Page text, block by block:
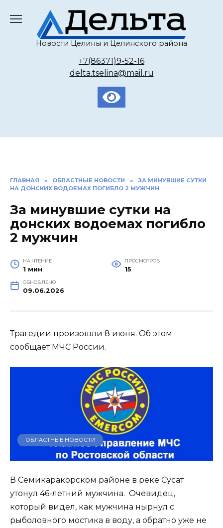
содержанию
Новости Целины и Целинского района
+7(86371)9-52-16
delta.tselina@mail.ru
ГЛАВНАЯ » ОБЛАСТНЫЕ НОВОСТИ »
ЗА МИНУВШИЕ СУТКИ
НА ДОНСКИХ ВОДОЕМАХ ПОГИБЛО 2 МУЖЧИН
За минувшие сутки на
донских водоемах погибло
2 мужчин
НА ЧТЕНИЕ
1 мин
ПРОСМОТРОВ
15
ОБНОВЛЕНО
09.06.2026
Трагедии произошли 8 июня. Об этом
сообщает МЧС России.
ОБЛАСТНЫЕ НОВОСТИ
В Семикаракорском районе в реке Сусат
утонул 46-летний мужчина. Очевидец,
который видел, как мужчина нырнул с
рыболовного мостика в воду, а обратно уже не